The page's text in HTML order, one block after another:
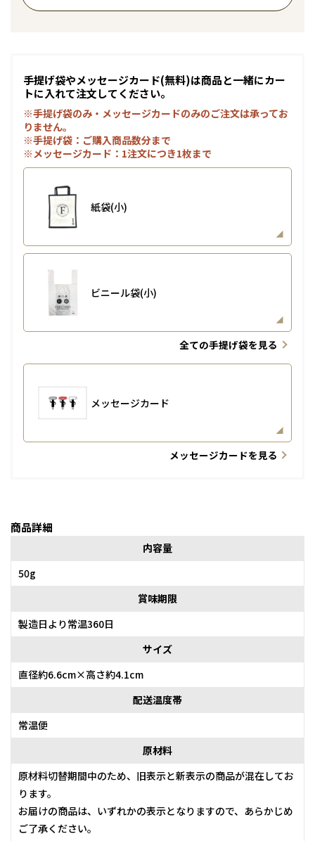
手提げ袋やメッセージカード(無料)は商品と一緒にカー
トに入れて注文してください。
※手提げ袋のみ・メッセージカードのみのご注文は承ってお
りません。
※手提げ袋：ご購入商品数分まで
※メッセージカード：1注文につき1枚まで
紙袋(小)
ビニール袋(小)
全ての手提げ袋を見る
メッセージカード
メッセージカードを見る
商品詳細
内容量
50g
賞味期限
製造日より常温360日
サイズ
直径約6.6cm×高さ約4.1cm
配送温度帯
常温便
原材料
原材料切替期間中のため、旧表示と新表示の商品が混在してお
ります。
お届けの商品は、いずれかの表示となりますので、あらかじめ
ご了承ください。